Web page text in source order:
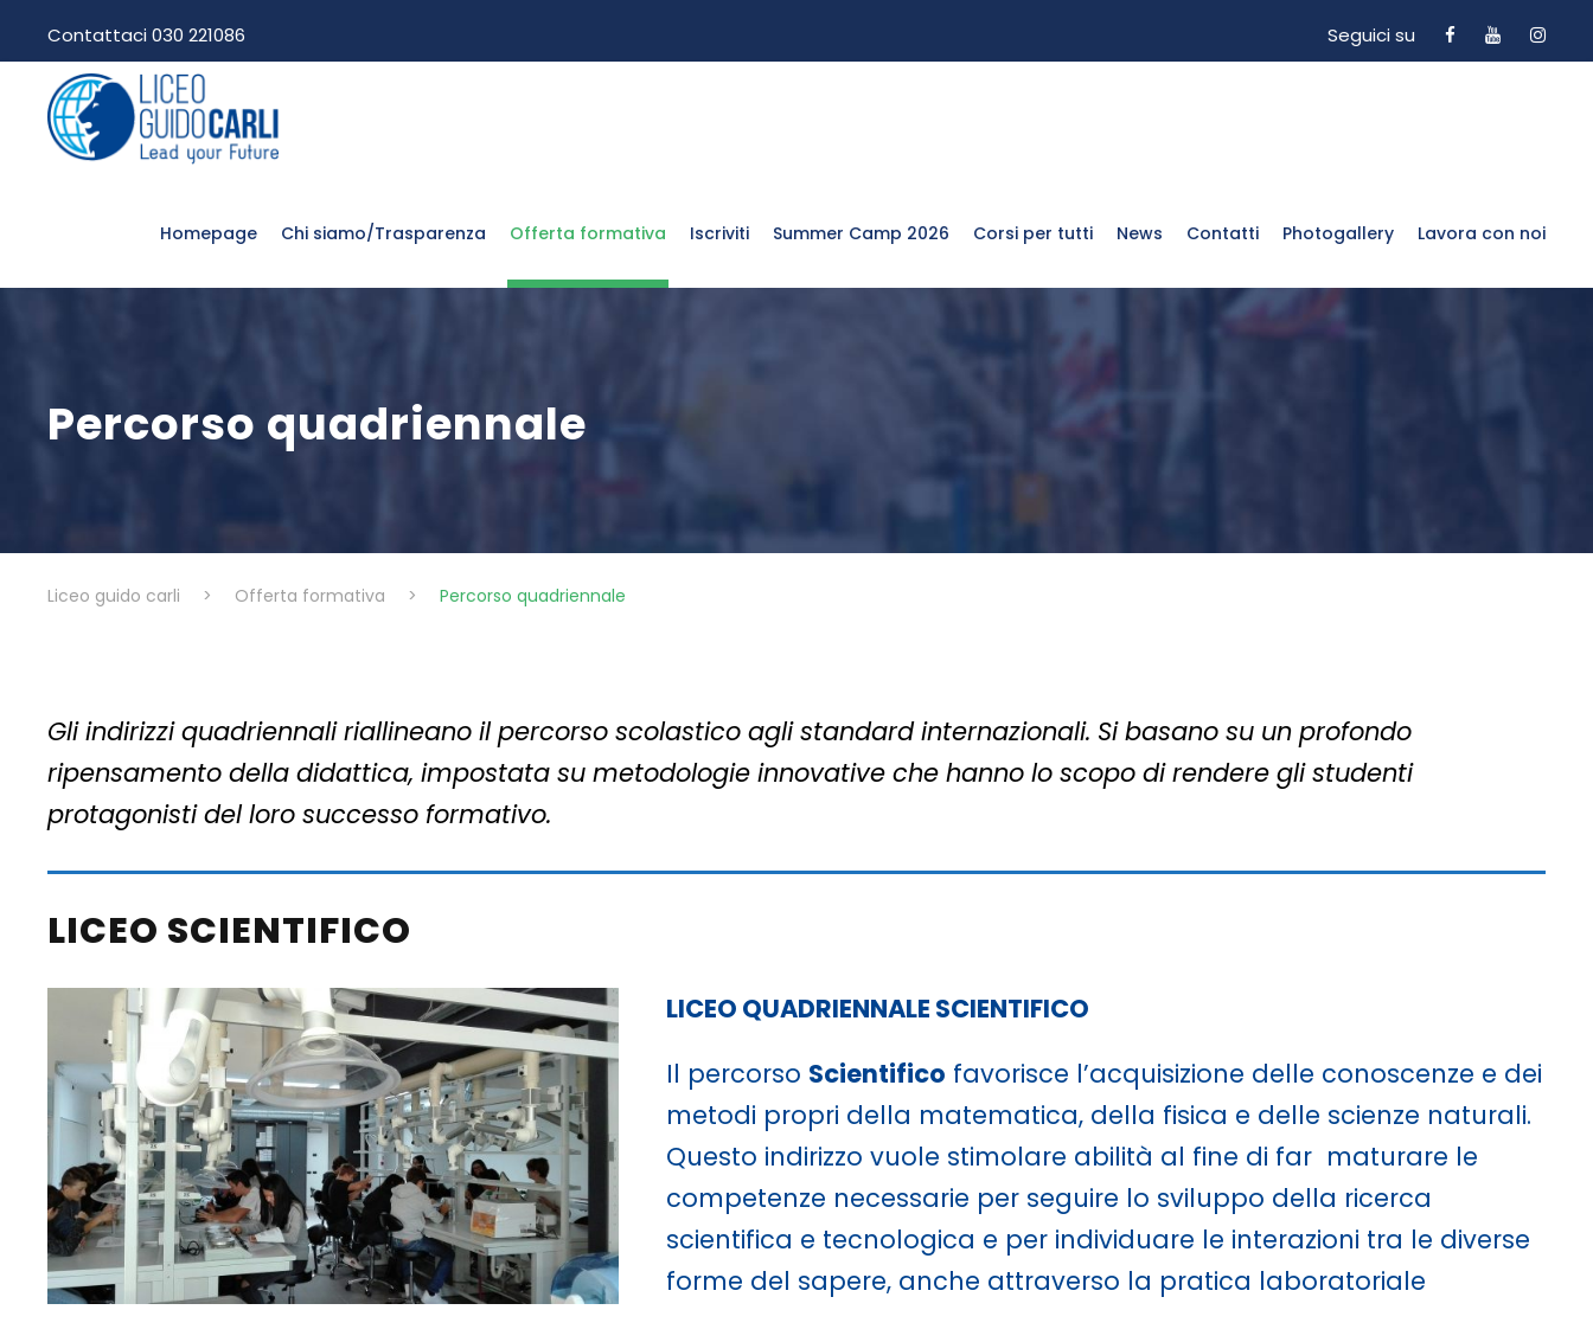
Contattaci 030 221086 Seguici su
Homepage Chi siamo/Trasparenza Offerta formativa Iscriviti Summer Camp 2026 Corsi per tutti News Contatti Photogallery Lavora con noi
Percorso quadriennale
Liceo guido carli > Offerta formativa > Percorso quadriennale
Gli indirizzi quadriennali riallineano il percorso scolastico agli standard internazionali. Si basano su un profondo
ripensamento della didattica, impostata su metodologie innovative che hanno lo scopo di rendere gli studenti
protagonisti del loro successo formativo.
LICEO SCIENTIFICO
LICEO QUADRIENNALE SCIENTIFICO
Il percorso Scientifico favorisce l’acquisizione delle conoscenze e dei
metodi propri della matematica, della fisica e delle scienze naturali.
Questo indirizzo vuole stimolare abilità al fine di far maturare le
competenze necessarie per seguire lo sviluppo della ricerca
scientifica e tecnologica e per individuare le interazioni tra le diverse
forme del sapere, anche attraverso la pratica laboratoriale